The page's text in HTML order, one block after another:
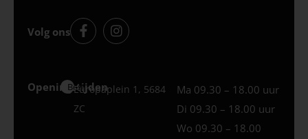
Volg ons
Openingstijden
Best
Europaplein 1, 5684
ZC
Ma 09.30 – 18.00 uur
Di 09.30 – 18.00 uur
Wo 09.30 – 18.00